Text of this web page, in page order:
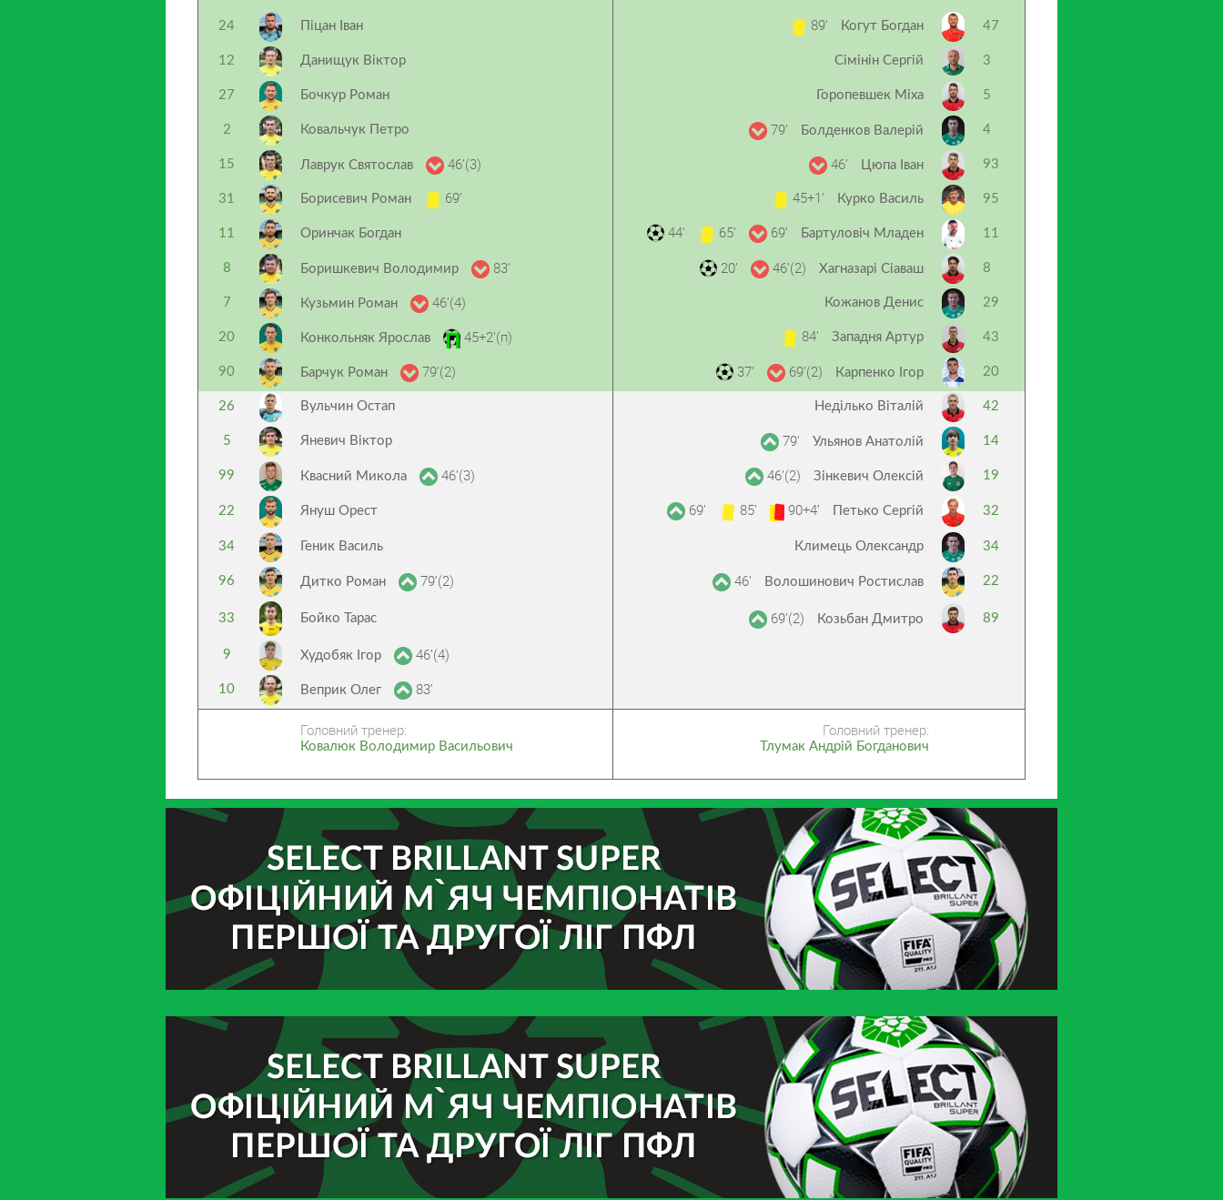
24 Піцан Іван 89’ Когут Богдан 47
12 Данищук Віктор Сімінін Сергій 3
27 Бочкур Роман Горопевшек Міха 5
2 Ковальчук Петро 79’ Болденков Валерій 4
15 Лаврук Святослав 46’(3) 46’ Цюпа Іван 93
31 Борисевич Роман 69’ 45+1’ Курко Василь 95
11 Оринчак Богдан 44’ 65’ 69’ Бартуловіч Младен 11
8 Боришкевич Володимир 83’ 20’ 46’(2) Хагназарі Сіаваш 8
7 Кузьмин Роман 46’(4) Кожанов Денис 29
20 Конкольняк Ярослав 45+2’(п) 84’ Западня Артур 43
90 Барчук Роман 79’(2) 37’ 69’(2) Карпенко Ігор 20
26 Вульчин Остап Неділько Віталій 42
5 Яневич Віктор 79’ Ульянов Анатолій 14
99 Квасний Микола 46’(3) 46’(2) Зінкевич Олексій 19
22 Януш Орест 69’ 85’ 90+4’ Петько Сергій 32
34 Геник Василь Климець Олександр 34
96 Дитко Роман 79’(2) 46’ Волошинович Ростислав 22
33 Бойко Тарас 69’(2) Козьбан Дмитро 89
9 Худобяк Ігор 46’(4)
10 Веприк Олег 83’
Головний тренер: Головний тренер:
Ковалюк Володимир Васильович Тлумак Андрій Богданович